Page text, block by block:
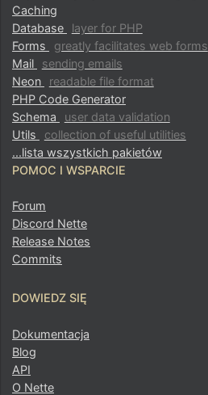
Caching
Database
layer for PHP
Forms
greatly facilitates web forms
Mail
sending emails
Neon
readable file format
PHP Code Generator
Schema
user data validation
Utils
collection of useful utilities
...lista wszystkich pakietów
POMOC I WSPARCIE
Forum
Discord Nette
Release Notes
Commits
DOWIEDZ SIĘ
Dokumentacja
Blog
API
O Nette